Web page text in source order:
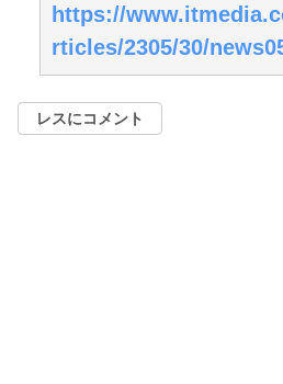
https://
rticles/2305/30/
レスにコメント